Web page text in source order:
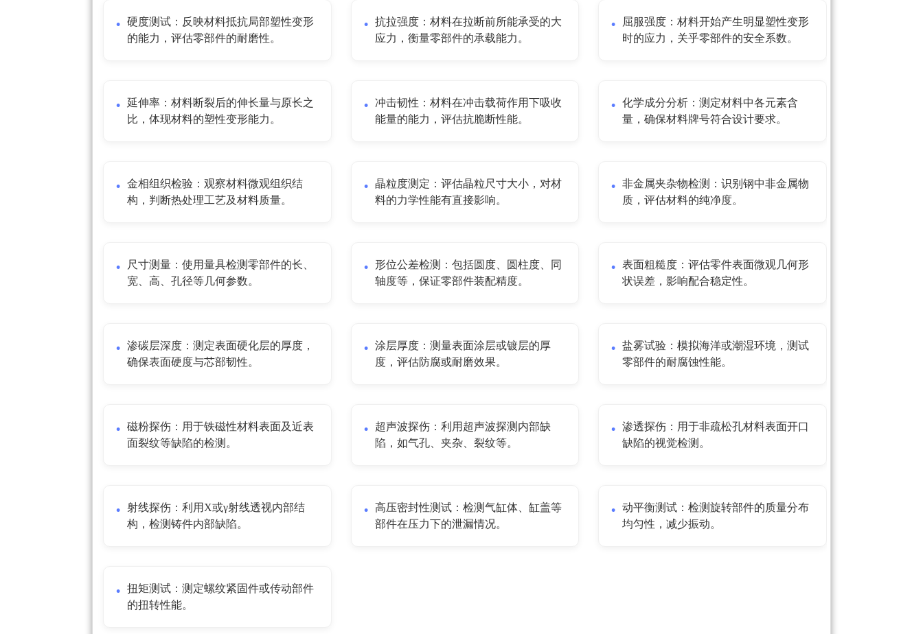
硬度测试：反映材料抵抗局部塑性变形
的能力，评估零部件的耐磨性。
抗拉强度：材料在拉断前所能承受的大
应力，衡量零部件的承载能力。
屈服强度：材料开始产生明显塑性变形
时的应力，关乎零部件的安全系数。
延伸率：材料断裂后的伸长量与原长之
比，体现材料的塑性变形能力。
冲击韧性：材料在冲击载荷作用下吸收
能量的能力，评估抗脆断性能。
化学成分分析：测定材料中各元素含
量，确保材料牌号符合设计要求。
金相组织检验：观察材料微观组织结
构，判断热处理工艺及材料质量。
晶粒度测定：评估晶粒尺寸大小，对材
料的力学性能有直接影响。
非金属夹杂物检测：识别钢中非金属物
质，评估材料的纯净度。
尺寸测量：使用量具检测零部件的长、
宽、高、孔径等几何参数。
形位公差检测：包括圆度、圆柱度、同
轴度等，保证零部件装配精度。
表面粗糙度：评估零件表面微观几何形
状误差，影响配合稳定性。
渗碳层深度：测定表面硬化层的厚度，
确保表面硬度与芯部韧性。
涂层厚度：测量表面涂层或镀层的厚
度，评估防腐或耐磨效果。
盐雾试验：模拟海洋或潮湿环境，测试
零部件的耐腐蚀性能。
磁粉探伤：用于铁磁性材料表面及近表
面裂纹等缺陷的检测。
超声波探伤：利用超声波探测内部缺
陷，如气孔、夹杂、裂纹等。
渗透探伤：用于非疏松孔材料表面开口
缺陷的视觉检测。
射线探伤：利用X或γ射线透视内部结
构，检测铸件内部缺陷。
高压密封性测试：检测气缸体、缸盖等
部件在压力下的泄漏情况。
动平衡测试：检测旋转部件的质量分布
均匀性，减少振动。
扭矩测试：测定螺纹紧固件或传动部件
的扭转性能。